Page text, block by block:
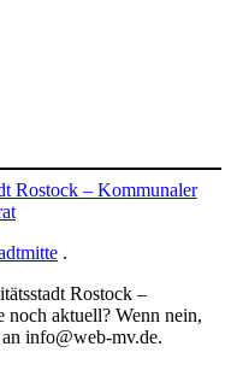
Rostock – Kommunaler
.
Rostock –
noch aktuell? Wenn nein,
info@web-mv.de.